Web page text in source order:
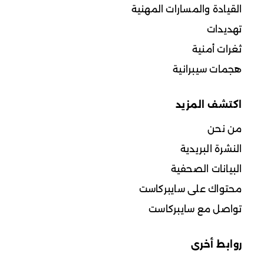
القيادة والمسارات المهنية
تهديدات
ثغرات أمنية
هجمات سيبرانية
اكتشف المزيد
من نحن
النشرة البريدية
البيانات الصحفية
محتواك على سايبركاست
تواصل مع سايبركاست
روابط أخرى